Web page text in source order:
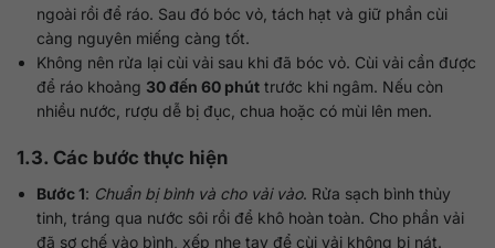
ngoài rồi để ráo. Sau đó bóc vỏ, tách hạt và giữ phần cùi
càng nguyên miếng càng tốt.
Không nên rửa lại cùi vải sau khi đã bóc vỏ. Cùi vải cần được
để ráo khoảng 30 đến 60 phút trước khi ngâm. Nếu còn
nhiều nước, rượu dễ bị đục, chua hoặc có mùi lên men.
1.3. Các bước thực hiện
Bước 1: Chuẩn bị bình và cho vải vào. Rửa sạch bình thủy
tinh, tráng qua nước sôi rồi để khô hoàn toàn. Cho phần vải
đã sơ chế vào bình, xếp nhẹ tay để cùi vải không bị nát.